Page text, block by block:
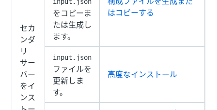
セカ
ンダ
リ
サー
バー
をイ
ンス
をコピーま
たは生成し
ます。
はコピーする
input.json
ファイルを
更新しま
す。
高度なインストール